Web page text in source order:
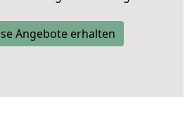
Angebote erhalten